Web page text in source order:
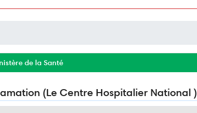
de la Santé
(Le Centre Hospitalier National )